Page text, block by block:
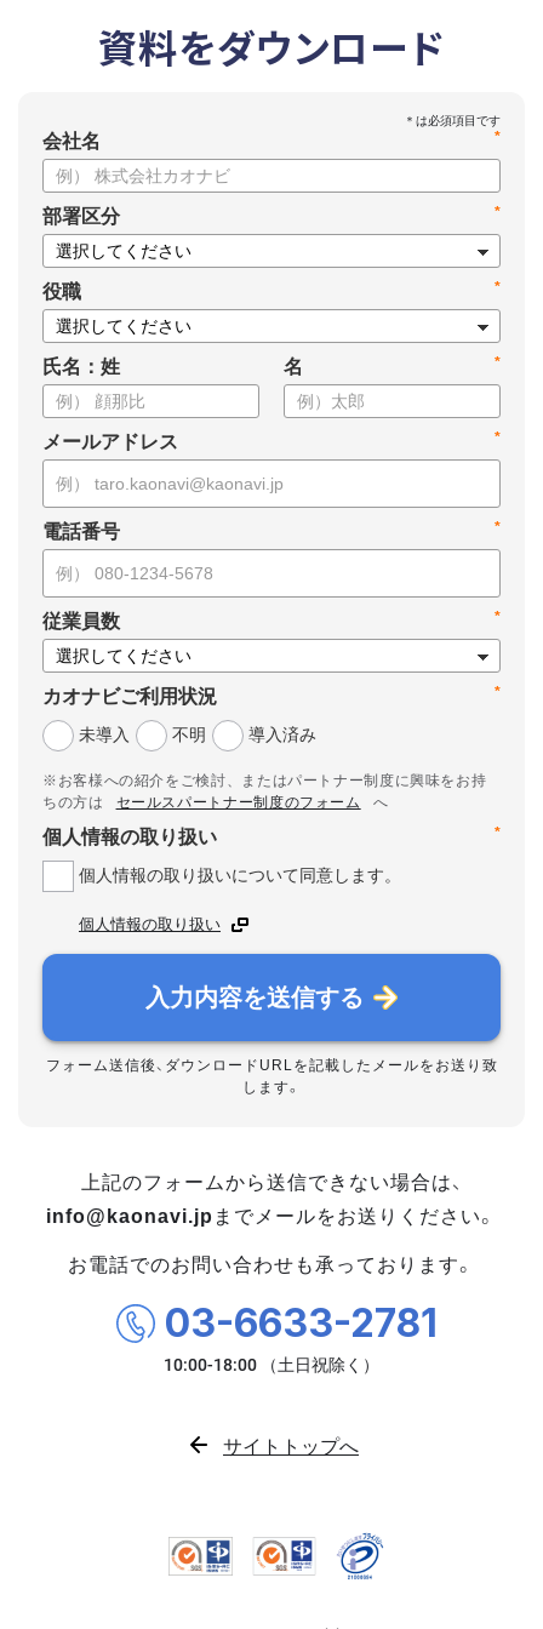
資料をダウンロード
*
会社名
*
部署区分
*
役職
氏名：姓 *
名
*
メールアドレス
*
電話番号
*
従業員数
*
カオナビご利用状況
未導入
不明 導入済み
※お客様への紹介をご検討、またはパートナー制度に興味をお持
ちの方は
セールスパートナー制度のフォーム
へ
*
個人情報の取り扱い
個人情報の取り扱いについて同意します。
個人情報の取り扱い
入力内容を送信する
フォーム送信後、ダウンロードURLを記載したメールをお送り致
します。
上記のフォームから送信できない場合は、
info@kaonavi.jp までメールをお送りください。
お電話でのお問い合わせも承っております。
03-6633-2781
サイトトップへ